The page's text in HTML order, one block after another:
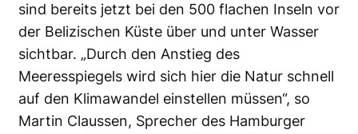
sind bereits jetzt bei den 500 flachen Inseln vor
der Belizischen Küste über und unter Wasser
sichtbar. „Durch den Anstieg des
Meeresspiegels wird sich hier die Natur schnell
auf den Klimawandel einstellen müssen“, so
Martin Claussen, Sprecher des Hamburger